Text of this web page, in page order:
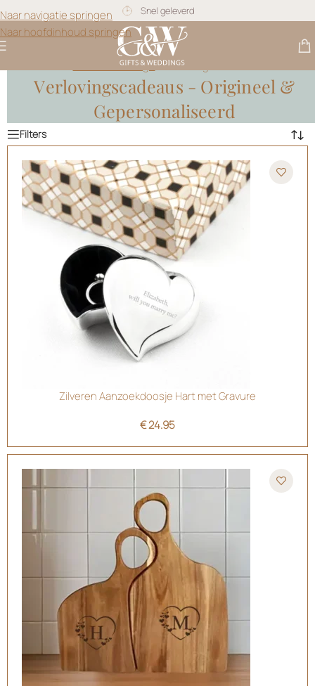
Naar navigatie springen
Naar hoofdinhoud springen
Gratis personalisatie
Gifts & Weddings>Verlovingscadeaus
Verlovingscadeaus - Origineel &
Gepersonaliseerd
Zilveren Aanzoekdoosje Hart met Gravure
€24.95